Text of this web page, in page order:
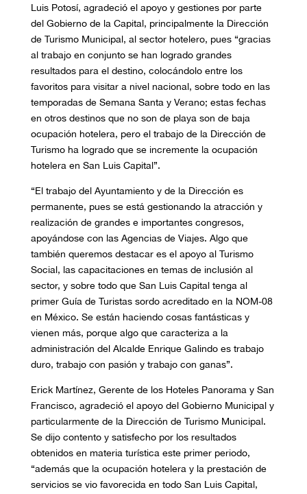
Luis Potosí, agradeció el apoyo y gestiones por parte
del Gobierno de la Capital, principalmente la Dirección
de Turismo Municipal, al sector hotelero, pues “gracias
al trabajo en conjunto se han logrado grandes
resultados para el destino, colocándolo entre los
favoritos para visitar a nivel nacional, sobre todo en las
temporadas de Semana Santa y Verano; estas fechas
en otros destinos que no son de playa son de baja
ocupación hotelera, pero el trabajo de la Dirección de
Turismo ha logrado que se incremente la ocupación
hotelera en San Luis Capital”.
“El trabajo del Ayuntamiento y de la Dirección es
permanente, pues se está gestionando la atracción y
realización de grandes e importantes congresos,
apoyándose con las Agencias de Viajes. Algo que
también queremos destacar es el apoyo al Turismo
Social, las capacitaciones en temas de inclusión al
sector, y sobre todo que San Luis Capital tenga al
primer Guía de Turistas sordo acreditado en la NOM-08
en México. Se están haciendo cosas fantásticas y
vienen más, porque algo que caracteriza a la
administración del Alcalde Enrique Galindo es trabajo
duro, trabajo con pasión y trabajo con ganas”.
Erick Martínez, Gerente de los Hoteles Panorama y San
Francisco, agradeció el apoyo del Gobierno Municipal y
particularmente de la Dirección de Turismo Municipal.
Se dijo contento y satisfecho por los resultados
obtenidos en materia turística este primer periodo,
“además que la ocupación hotelera y la prestación de
servicios se vio favorecida en todo San Luis Capital,